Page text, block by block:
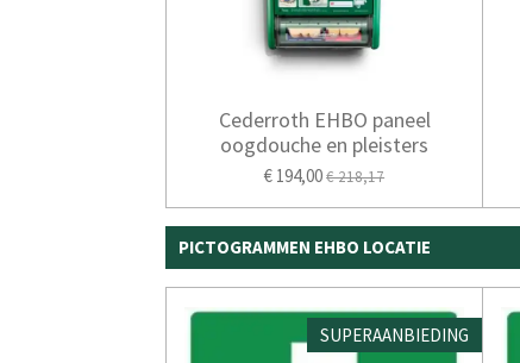
Cederroth EHBO paneel
oogdouche en pleisters
€ 194,00€ 218,17
PICTOGRAMMEN EHBO LOCATIE
SUPERAANBIEDING